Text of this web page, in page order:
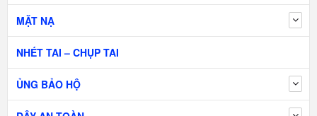
MẶT NẠ
NHÉT TAI – CHỤP TAI
ỦNG BẢO HỘ